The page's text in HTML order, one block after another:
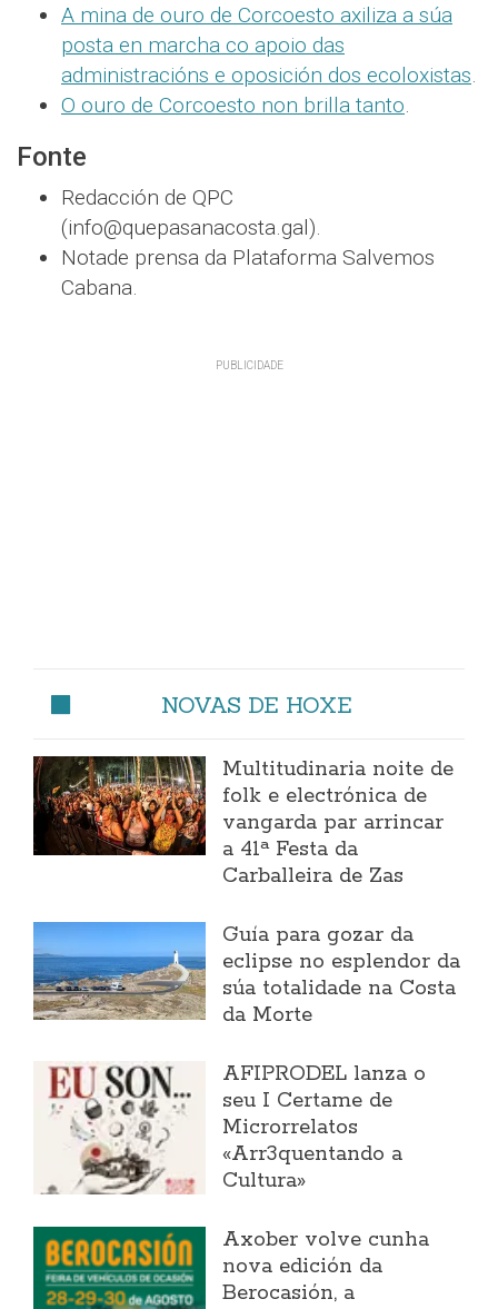
A mina de ouro de Corcoesto axiliza a súa
posta en marcha co apoio das
administracións e oposición dos ecoloxistas.
O ouro de Corcoesto non brilla tanto.
Fonte
Redacción de QPC
(info@quepasanacosta.gal).
Notade prensa da Plataforma Salvemos
Cabana.
NOVAS DE HOXE
Multitudinaria noite de
folk e electrónica de
vangarda par arrincar
a 41ª Festa da
Carballeira de Zas
Guía para gozar da
eclipse no esplendor da
súa totalidade na Costa
da Morte
AFIPRODEL lanza o
seu I Certame de
Microrrelatos
«Arr3quentando a
Cultura»
Axober volve cunha
nova edición da
Berocasión, a